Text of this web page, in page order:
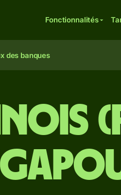
Fonctionnalités
des banques